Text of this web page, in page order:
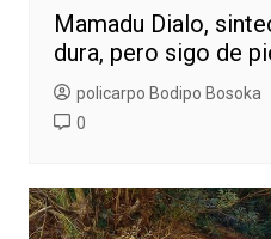
Mamadu Dialo,
dura, pero sigo de
policarpo Bodipo Bosoka
0